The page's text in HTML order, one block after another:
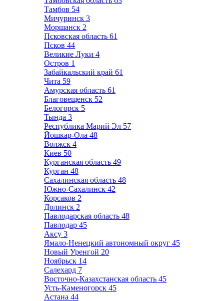
Тамбов 54
Мичуринск 3
Моршанск 2
Псковская область 61
Псков 44
Великие Луки 4
Остров 1
Забайкальский край 61
Чита 59
Амурская область 61
Благовещенск 52
Белогорск 5
Тында 3
Республика Марий Эл 57
Йошкар-Ола 48
Волжск 4
Киев 50
Курганская область 49
Курган 48
Сахалинская область 48
Южно-Сахалинск 42
Корсаков 2
Долинск 2
Павлодарская область 48
Павлодар 45
Аксу 3
Ямало-Ненецкий автономный округ 45
Новый Уренгой 20
Ноябрьск 14
Салехард 7
Восточно-Казахстанская область 45
Усть-Каменогорск 45
Астана 44